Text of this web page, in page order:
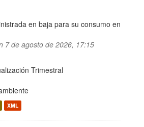
en baja para su consumo en
7 de agosto de 2026, 17:15
Trimestral
XML